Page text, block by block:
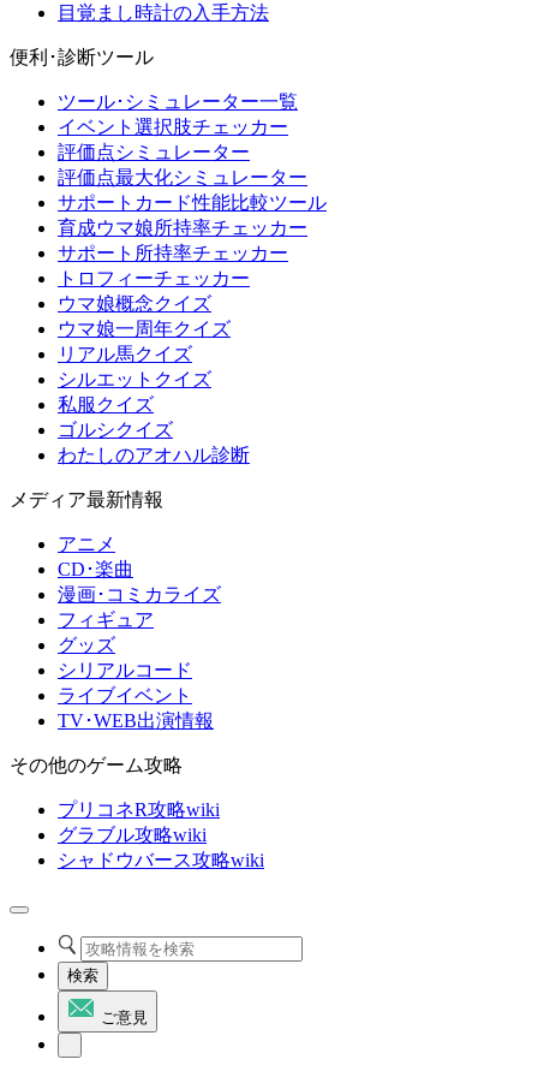
目覚まし時計の入手方法
便利･診断ツール
ツール･シミュレーター一覧
イベント選択肢チェッカー
評価点シミュレーター
評価点最大化シミュレーター
サポートカード性能比較ツール
育成ウマ娘所持率チェッカー
サポート所持率チェッカー
トロフィーチェッカー
ウマ娘概念クイズ
ウマ娘一周年クイズ
リアル馬クイズ
シルエットクイズ
私服クイズ
ゴルシクイズ
わたしのアオハル診断
メディア最新情報
アニメ
CD･楽曲
漫画･コミカライズ
フィギュア
グッズ
シリアルコード
ライブイベント
TV･WEB出演情報
その他のゲーム攻略
プリコネR攻略wiki
グラブル攻略wiki
シャドウバース攻略wiki
検索
ご意見